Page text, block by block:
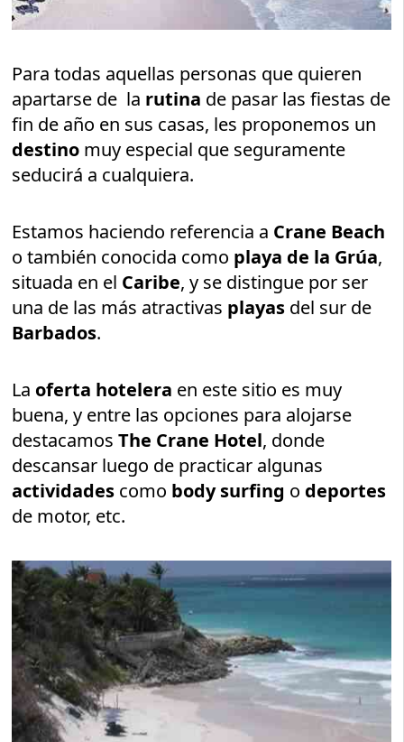
Para todas aquellas personas que quieren
apartarse de la rutina de pasar las fiestas de
fin de año en sus casas, les proponemos un
destino muy especial que seguramente
seducirá a cualquiera.
Estamos haciendo referencia a Crane Beach
o también conocida como playa de la Grúa,
situada en el Caribe, y se distingue por ser
una de las más atractivas playas del sur de
Barbados.
La oferta hotelera en este sitio es muy
buena, y entre las opciones para alojarse
destacamosThe Crane Hotel, donde
descansar luego de practicar algunas
actividades como body surfing o deportes
de motor, etc.